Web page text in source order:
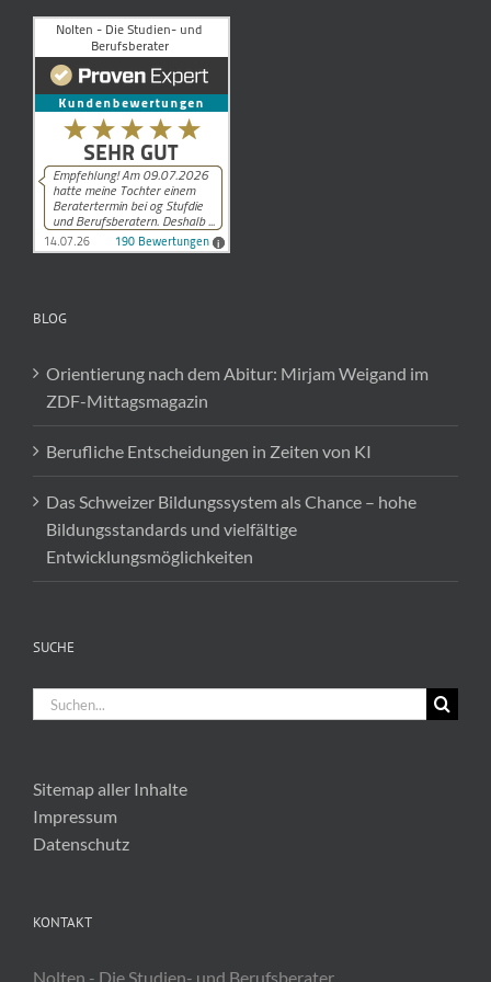
BLOG
Orientierung nach dem Abitur: Mirjam Weigand im
ZDF-Mittagsmagazin
Berufliche Entscheidungen in Zeiten von KI
Das Schweizer Bildungssystem als Chance – hohe
Bildungsstandards und vielfältige
Entwicklungsmöglichkeiten
SUCHE
Suche
Sitemap aller Inhalte
Impressum
Datenschutz
KONTAKT
Nolten - Die Studien- und Berufsberater